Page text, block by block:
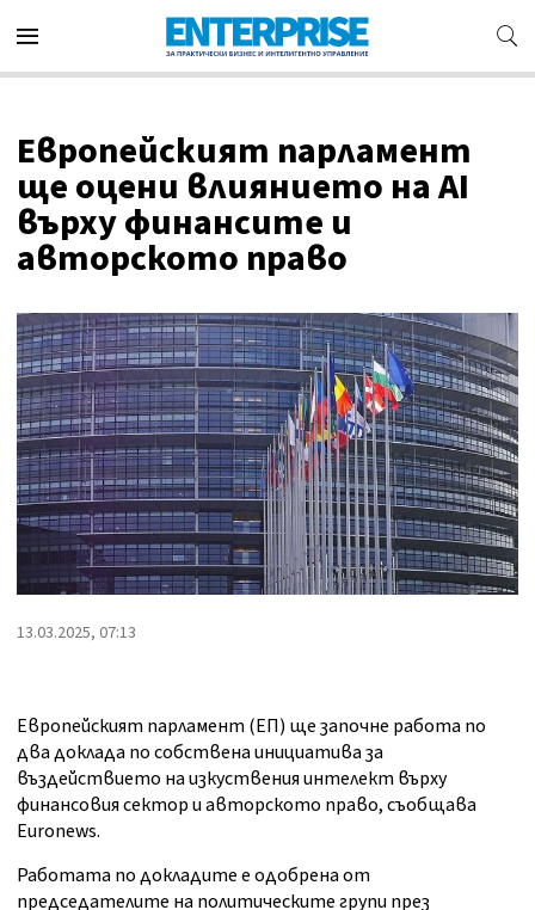
Европейският парламент
ще оцени влиянието на AI
върху финансите и
авторското право
13.03.2025, 07:13
Европейският парламент (ЕП) ще започне работа по
два доклада по собствена инициатива за
въздействието на изкуствения интелект върху
финансовия сектор и авторското право, съобщава
Euronews.
Работата по докладите е одобрена от
председателите на политическите групи през